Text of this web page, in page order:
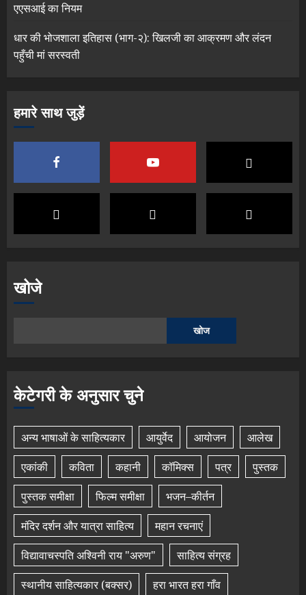
एएसआई का नियम
धार की भोजशाला इतिहास (भाग-२): खिलजी का आक्रमण और लंदन
पहुँची मां सरस्वती
हमारे साथ जुड़ें
खोजे
खोज
केटेगरी के अनुसार चुने
अन्य भाषाओं के साहित्यकार आयुर्वेद आयोजन
आलेख
एकांकी
कविता कहानी कॉमिक्स पत्र
पुस्तक
पुस्तक समीक्षा
फिल्म समीक्षा
भजन–कीर्तन
मंदिर दर्शन और यात्रा साहित्य
महान रचनाएं
विद्यावाचस्पति अश्विनी राय "अरुण"
साहित्य संग्रह
स्थानीय साहित्यकार (बक्सर)
हरा भारत हरा गाँव